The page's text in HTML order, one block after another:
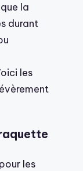
la
durant
les
les